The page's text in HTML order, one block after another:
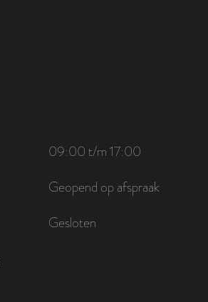
09:00 t/m 17:00
Geopend op afspraak
Gesloten